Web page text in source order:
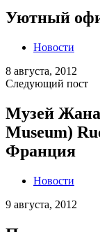
Уютный
Новости
8 августа, 2012
Следующий пост
Музей Жана
Museum)
Франция
Новости
9 августа, 2012